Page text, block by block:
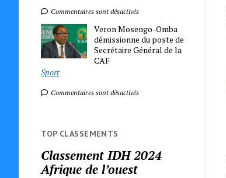
Commentaires sont désactivés
Veron Mosengo-Omba
démissionne du poste de
Secrétaire Général de la
CAF
Sport
Commentaires sont désactivés
TOP CLASSEMENTS
Classement IDH 2024
Afrique de l’ouest